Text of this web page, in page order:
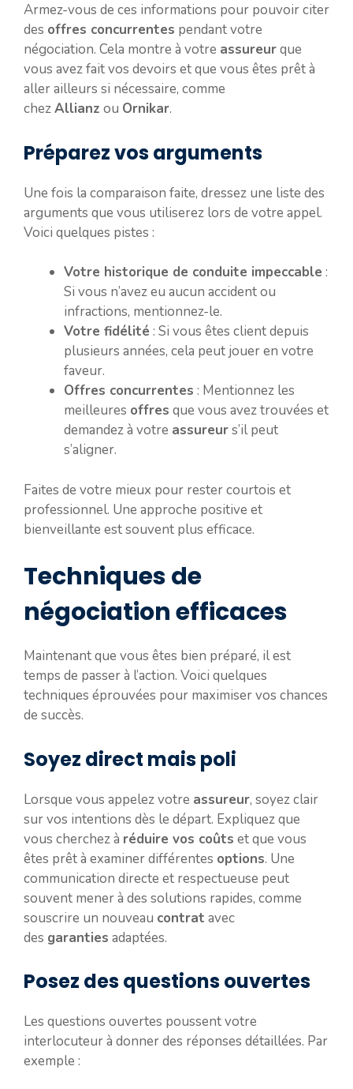
Armez-vous de ces informations pour pouvoir citer
des offres concurrentes pendant votre
négociation. Cela montre à votre assureurque
vous avez fait vos devoirs et que vous êtes prêt à
aller ailleurs si nécessaire, comme
chezAllianz ou Ornikar.
Préparez vos arguments
Une fois la comparaison faite, dressez une liste des
arguments que vous utiliserez lors de votre appel.
Voici quelques pistes :
Votre historique de conduite impeccable :
Si vous n’avez eu aucun accident ou
infractions, mentionnez-le.
Votre fidélité : Si vous êtes client depuis
plusieurs années, cela peut jouer en votre
faveur.
Offres concurrentes : Mentionnez les
meilleures offres que vous avez trouvées et
demandez à votre assureurs’il peut
s’aligner.
Faites de votre mieux pour rester courtois et
professionnel. Une approche positive et
bienveillante est souvent plus efficace.
Techniques de
négociation efficaces
Maintenant que vous êtes bien préparé, il est
temps de passer à l’action. Voici quelques
techniques éprouvées pour maximiser vos chances
de succès.
Soyez direct mais poli
Lorsque vous appelez votre assureur, soyez clair
sur vos intentions dès le départ. Expliquez que
vous cherchez à réduire vos coûts et que vous
êtes prêt à examiner différentes options. Une
communication directe et respectueuse peut
souvent mener à des solutions rapides, comme
souscrire un nouveau contrat avec
des garanties adaptées.
Posez des questions ouvertes
Les questions ouvertes poussent votre
interlocuteur à donner des réponses détaillées. Par
exemple :